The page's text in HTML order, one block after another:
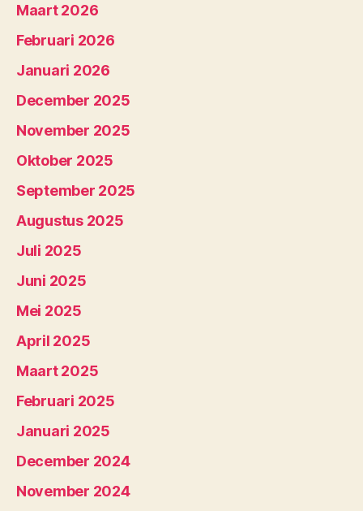
Maart 2026
Februari 2026
Januari 2026
December 2025
November 2025
Oktober 2025
September 2025
Augustus 2025
Juli 2025
Juni 2025
Mei 2025
April 2025
Maart 2025
Februari 2025
Januari 2025
December 2024
November 2024